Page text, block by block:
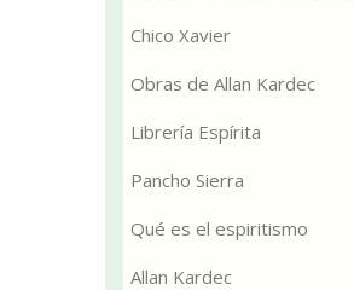
Chico Xavier
Obras de Allan Kardec
Librería Espírita
Pancho Sierra
Qué es el espiritismo
Allan Kardec